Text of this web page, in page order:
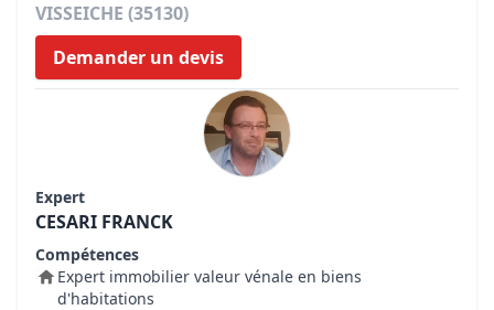
VISSEICHE (35130)
Demander un devis
Expert
CESARI FRANCK
Compétences
Expert immobilier valeur vénale en biens
d'habitations